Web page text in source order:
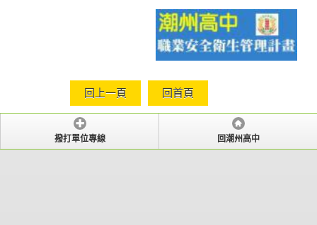
回上一頁 回首頁
撥打單位專線 回潮州高中